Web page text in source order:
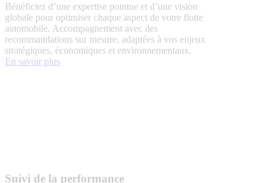
Bénéficiez d’une expertise pointue et d’une vision
globale pour optimiser chaque aspect de votre flotte
automobile. Accompagnement avec des
recommandations sur mesure, adaptées à vos enjeux
stratégiques, économiques et environnementaux.
En savoir plus
Suivi de la performance